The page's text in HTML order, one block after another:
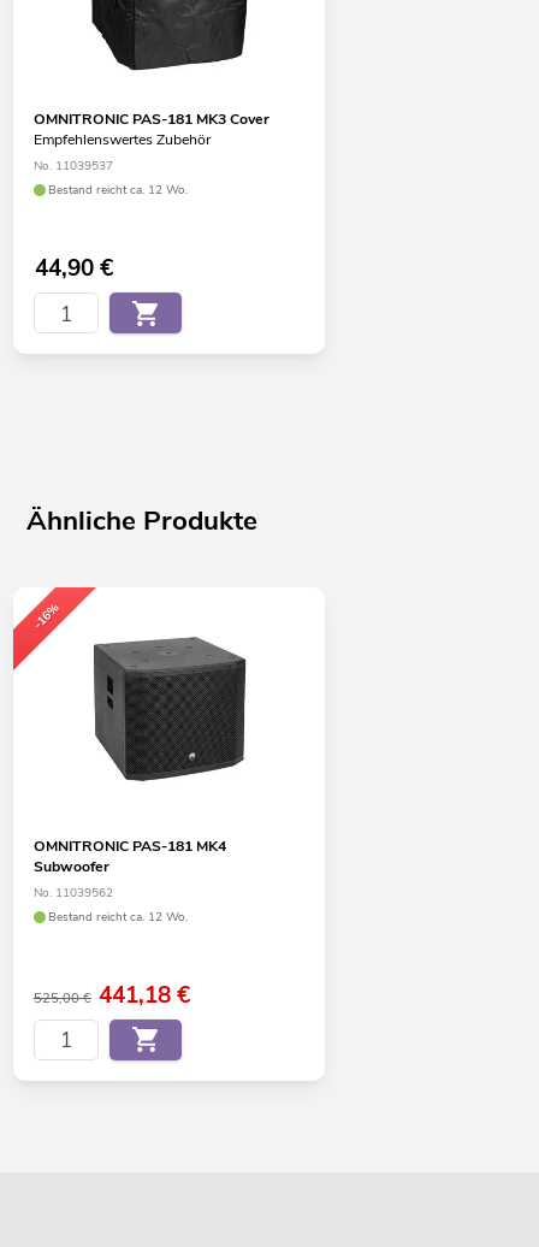
OMNITRONIC PAS-181 MK3 Cover
Empfehlenswertes Zubehör
No. 11039537
Bestand reicht ca. 12 Wo.
44,90€
Ähnliche Produkte
-16%
OMNITRONIC PAS-181 MK4
Subwoofer
No. 11039562
Bestand reicht ca. 12 Wo.
525,00 € 441,18€